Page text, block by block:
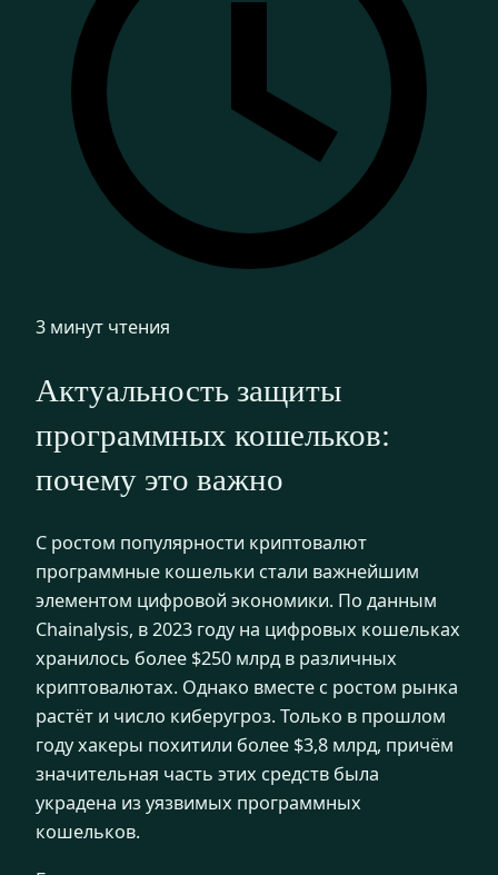
3 минут чтения
Актуальность защиты
программных кошельков:
почему это важно
С ростом популярности криптовалют
программные кошельки стали важнейшим
элементом цифровой экономики. По данным
Chainalysis, в 2023 году на цифровых кошельках
хранилось более $250 млрд в различных
криптовалютах. Однако вместе с ростом рынка
растёт и число киберугроз. Только в прошлом
году хакеры похитили более $3,8 млрд, причём
значительная часть этих средств была
украдена из уязвимых программных
кошельков.